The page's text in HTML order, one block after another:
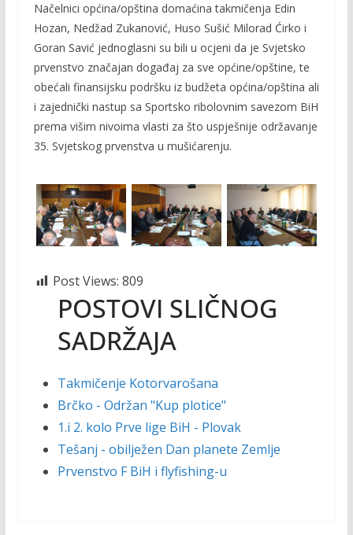
Načelnici općina/opština domaćina takmičenja Edin
Hozan, Nedžad Zukanović, Huso Sušić Milorad Ćirko i
Goran Savić jednoglasni su bili u ocjeni da je Svjetsko
prvenstvo značajan događaj za sve općine/opštine, te
obećali finansijsku podršku iz budžeta općina/opština ali
i zajednički nastup sa Sportsko ribolovnim savezom BiH
prema višim nivoima vlasti za što uspješnije održavanje
35. Svjetskog prvenstva u mušićarenju.
Post Views: 809
POSTOVI SLIČNOG
SADRŽAJA
Takmičenje Kotorvarošana
Brčko - Održan "Kup plotice"
1.i 2. kolo Prve lige BiH - Plovak
Tešanj - obilježen Dan planete Zemlje
Prvenstvo F BiH i flyfishing-u